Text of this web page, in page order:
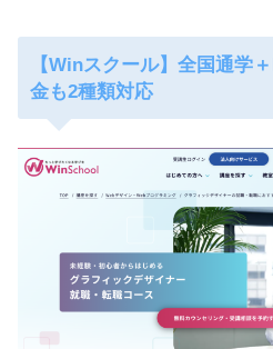
【Winスクール】全国通学
金も2種類対応